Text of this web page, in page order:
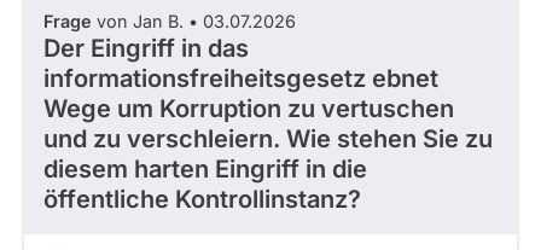
Frage von Jan B. • 03.07.2026
Der Eingriff in das
informationsfreiheitsgesetz ebnet
Wege um Korruption zu vertuschen
und zu verschleiern. Wie stehen Sie zu
diesem harten Eingriff in die
öffentliche Kontrollinstanz?